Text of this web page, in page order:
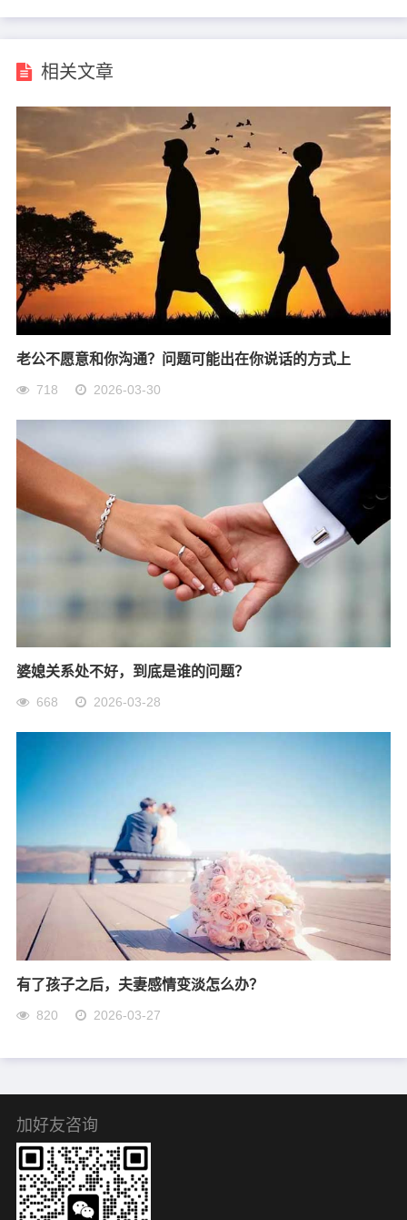
边都重要、两边都不管”的男人。婆媳本是两代
可怕，可怕的是没人愿意退一步，没人愿意主动修
补。
好的婆媳关系，从来不是天生的，而是处出来的。
婆婆懂分寸，儿媳知感恩，儿子敢担当，这三样凑
齐了，再大的矛盾也闹不起来。如果缺了其中任何
一样，日子就很难太平。
所以，别再把锅全甩给婆婆或者儿媳了。一家人，
出了问题，谁都有份。坐下来好好聊聊，总比互相
相关文章
老公不愿意和你沟通？问题可能出在你说话的方式上
718 2026-03-30
婆媳关系处不好，到底是谁的问题？
668 2026-03-28
有了孩子之后，夫妻感情变淡怎么办？
820 2026-03-27
加好友咨询